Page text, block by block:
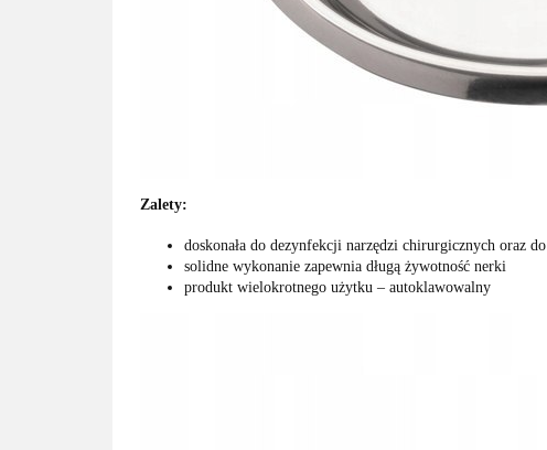
Zalety:
doskonała do dezynfekcji narzędzi chirurgicznych oraz
solidne wykonanie zapewnia długą żywotność nerki
produkt wielokrotnego użytku – autoklawowalny